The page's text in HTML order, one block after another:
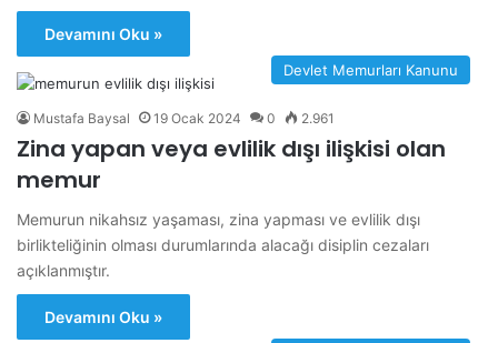
Devamını Oku »
Devlet Memurları Kanunu
Mustafa Baysal 19 Ocak 2024 0 2.961
Zina yapan veya evlilik dışı ilişkisi olan
memur
Memurun nikahsız yaşaması, zina yapması ve evlilik dışı
birlikteliğinin olması durumlarında alacağı disiplin cezaları
açıklanmıştır.
Devamını Oku »